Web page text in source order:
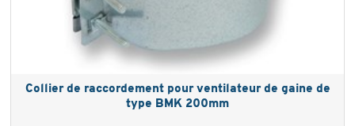
Collier de raccordement pour ventilateur de gaine de
type BMK 200mm